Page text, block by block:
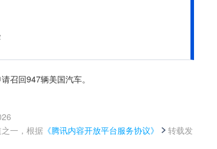
召回947辆美国汽车。
一，根据 《腾讯内容开放平台服务协议》
转载发